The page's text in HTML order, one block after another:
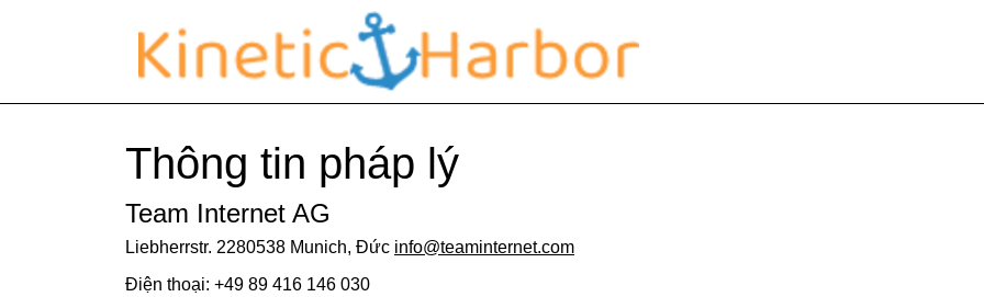
Thông tin pháp lý
Team Internet AG
Liebherrstr. 2280538 Munich, Đức info@teaminternet.com
Điện thoại: +49 89 416 146 030